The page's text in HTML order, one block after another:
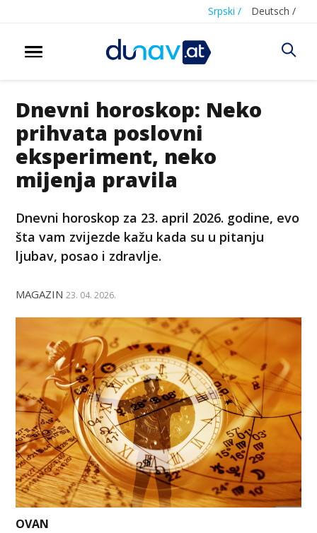
Srpski / Deutsch /
Dnevni horoskop: Neko
prihvata poslovni
eksperiment, neko
mijenja pravila
Dnevni horoskop za 23. april 2026. godine, evo
šta vam zvijezde kažu kada su u pitanju
ljubav, posao i zdravlje.
MAGAZIN 23. 04. 2026.
OVAN